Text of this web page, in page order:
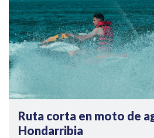
Ruta corta en moto de
Hondarribia